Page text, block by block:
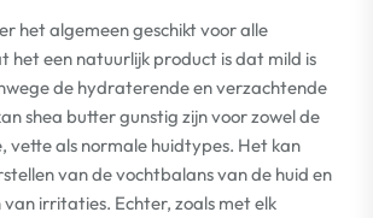
het algemeen geschikt voor alle
het een natuurlijk product is dat mild is
de hydraterende en verzachtende
shea butter gunstig zijn voor zowel de
vette als normale huidtypes. Het kan
van de vochtbalans van de huid en
irritaties. Echter, zoals met elk